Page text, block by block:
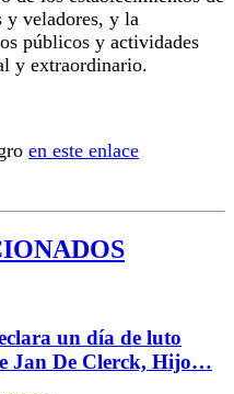
y veladores, y la
públicos y actividades
y extraordinario.
en este enlace
un día de luto
Jan De Clerck, Hijo…